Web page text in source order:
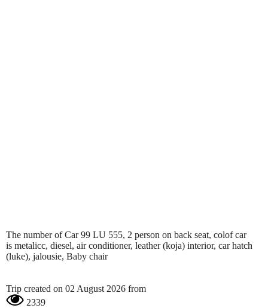
The number of Car 99 LU 555, 2 person on back seat, colof car
is metalicc, diesel, air conditioner, leather (koja) interior, car hatch
(luke), jalousie, Baby chair
Trip created on 02 August 2026 from
2339